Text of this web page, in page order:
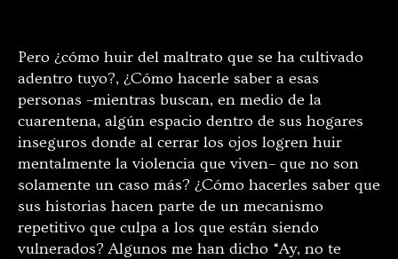
Pero ¿cómo huir del maltrato que se ha cultivado
adentro tuyo?, ¿Cómo hacerle saber a esas
personas –mientras buscan, en medio de la
cuarentena, algún espacio dentro de sus hogares
inseguros donde al cerrar los ojos logren huir
mentalmente la violencia que viven– que no son
solamente un caso más? ¿Cómo hacerles saber que
sus historias hacen parte de un mecanismo
repetitivo que culpa a los que están siendo
vulnerados? Algunos me han dicho “Ay, no te